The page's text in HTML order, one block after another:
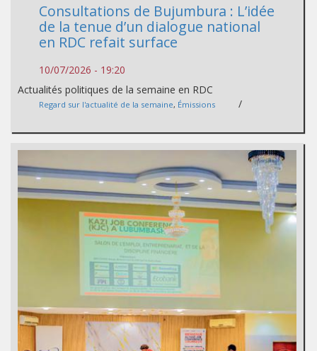
Consultations de Bujumbura : L’idée
de la tenue d’un dialogue national
en RDC refait surface
10/07/2026 - 19:20
Actualités politiques de la semaine en RDC
Regard sur l'actualité de la semaine, Émissions /